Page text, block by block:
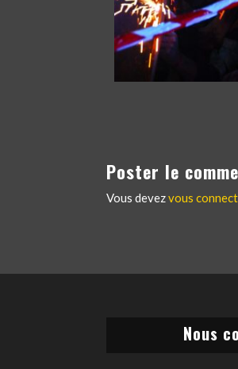
Poster le
Vous devezvous
Nous